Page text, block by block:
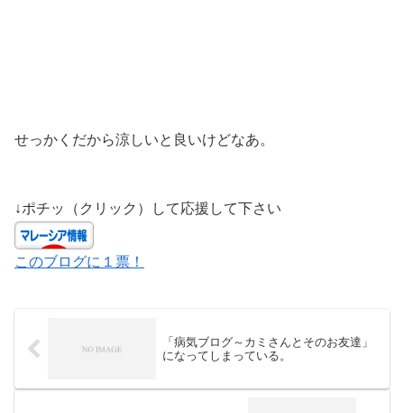
せっかくだから涼しいと良いけどなあ。
↓ポチッ（クリック）して応援して下さい
このブログに１票！
「病気ブログ～カミさんとそのお友達」
になってしまっている。